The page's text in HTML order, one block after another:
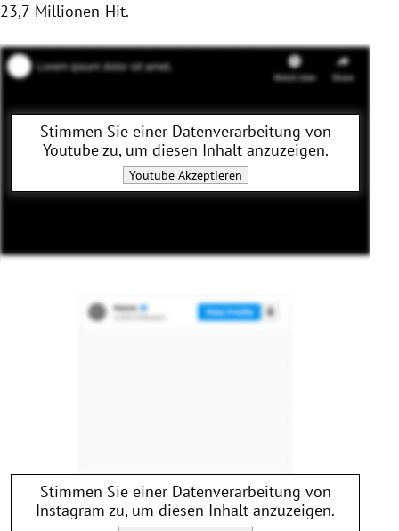
23,7-Millionen-Hit.
Stimmen Sie einer Datenverarbeitung von
Youtubezu, um diesen Inhalt anzuzeigen.
YoutubeAkzeptieren
Stimmen Sie einer Datenverarbeitung von
Instagram zu, um diesen Inhalt anzuzeigen.